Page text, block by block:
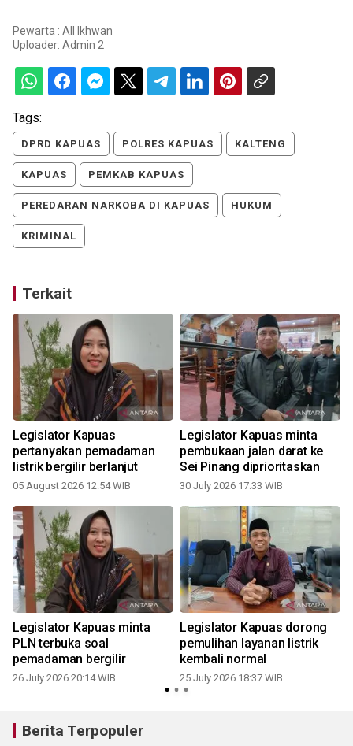
Pewarta : All Ikhwan
Uploader: Admin 2
Tags:
DPRD KAPUAS POLRES KAPUAS KALTENG
KAPUAS PEMKAB KAPUAS
PEREDARAN NARKOBA DI KAPUAS HUKUM
KRIMINAL
Terkait
Legislator Kapuas
pertanyakan pemadaman
listrik bergilir berlanjut
05 August 2026 12:54 WIB
Legislator Kapuas minta
pembukaan jalan darat ke
Sei Pinang diprioritaskan
30 July 2026 17:33 WIB
Legislator Kapuas minta
PLN terbuka soal
pemadaman bergilir
26 July 2026 20:14 WIB
Legislator Kapuas dorong
pemulihan layanan listrik
kembali normal
25 July 2026 18:37 WIB
Berita Terpopuler